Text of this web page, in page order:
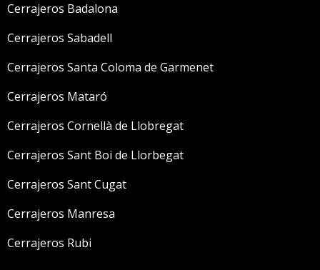
Cerrajeros Badalona
Cerrajeros Sabadell
Cerrajeros Santa Coloma de Garmenet
Cerrajeros Mataró
Cerrajeros Cornellà de Llobregat
Cerrajeros Sant Boi de Llorbegat
Cerrajeros Sant Cugat
Cerrajeros Manresa
Cerrajeros Rubi